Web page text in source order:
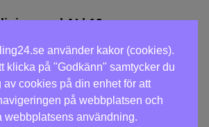
med AI| 19 nov
effektivt| 25 nov
| 26 nov
| 2-3 dec
använder kakor (cookies).
klicka på "Godkänn" samtycker du
av cookies på din enhet för att
på webbplatsen och
webbplatsens användning.